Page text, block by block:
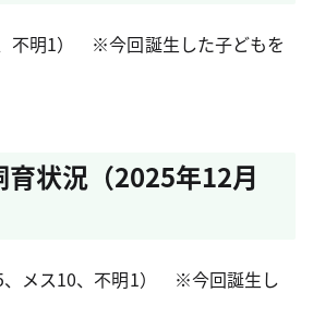
不明1） ※今回誕生した子どもを
育状況（2025年12月
メス10、不明1） ※今回誕生し